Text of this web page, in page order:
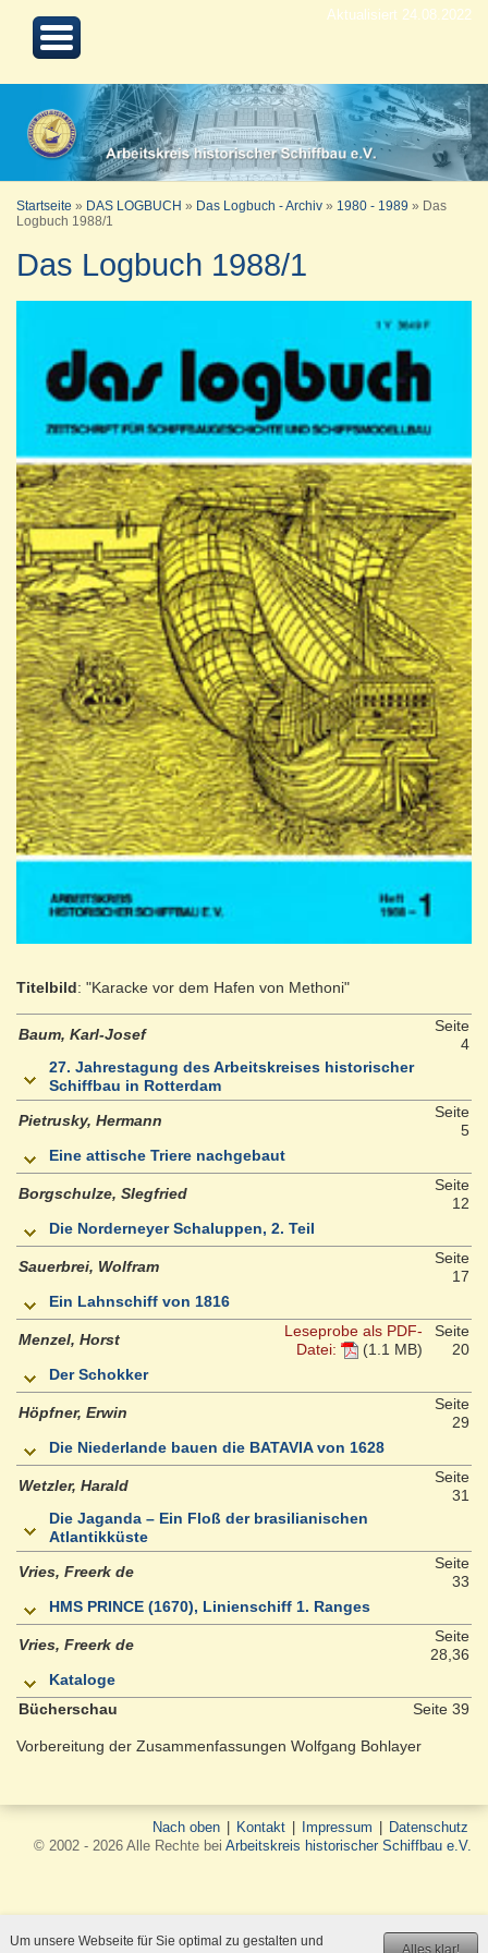
Aktualisiert 24.08.2022
Startseite » DAS LOGBUCH » Das Logbuch - Archiv » 1980 - 1989 »
Das
Logbuch 1988/1
Das Logbuch 1988/1
Titelbild: "Karacke vor dem Hafen von Methoni"
Baum, Karl-Josef
Seite
4
27. Jahrestagung des Arbeitskreises historischer
Schiffbau in Rotterdam
Pietrusky, Hermann
Seite
5
Eine attische Triere nachgebaut
Borgschulze, SIegfried
Seite
12
Die Norderneyer Schaluppen, 2. Teil
Sauerbrei, Wolfram
Seite
17
Ein Lahnschiff von 1816
Menzel, Horst
Leseprobe als PDF-
Datei:
(1.1 MB)
Seite
20
Der Schokker
Höpfner, Erwin
Seite
29
Die Niederlande bauen die BATAVIA von 1628
Wetzler, Harald
Seite
31
Die Jaganda – Ein Floß der brasilianischen
Atlantikküste
Vries, Freerk de
Seite
33
HMS PRINCE (1670), Linienschiff 1. Ranges
Vries, Freerk de
Seite
28,36
Kataloge
Bücherschau
Seite 39
Vorbereitung der Zusammenfassungen Wolfgang Bohlayer
Nach oben | Kontakt | Impressum | Datenschutz
© 2002 - 2026 Alle Rechte bei Arbeitskreis historischer Schiffbau e.V.
Alles klar!
Um unsere Webseite für Sie optimal zu gestalten und